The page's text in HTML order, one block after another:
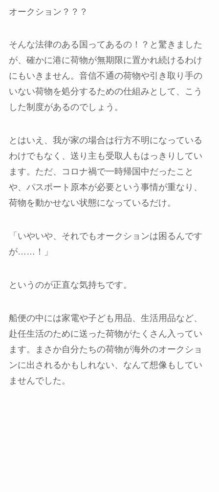
オークション？？？
そんな法律のある国ってあるの！？と驚きました
が、確かに港に荷物が無期限に置かれ続けるわけ
にもいきません。音信不通の荷物や引き取り手の
いない荷物を処分するための仕組みとして、こう
した制度があるのでしょう。
とはいえ、我が家の場合は行方不明になっている
わけでもなく、送り主も受取人もはっきりしてい
ます。ただ、コロナ禍で一時帰国中だったこと
や、パスポート原本が必要という事情が重なり、
荷物を動かせない状態になっているだけ。
「いやいや、それでもオークションは困るんです
が……！」
というのが正直な気持ちです。
船便の中には家電や子ども用品、生活用品など、
赴任生活のために送った荷物がたくさん入ってい
ます。まさか自分たちの荷物が海外のオークショ
ンに出されるかもしれない、なんて想像もしてい
ませんでした。